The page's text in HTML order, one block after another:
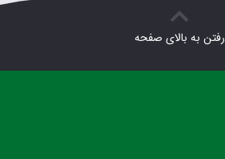
رفتن به بالای صفحه